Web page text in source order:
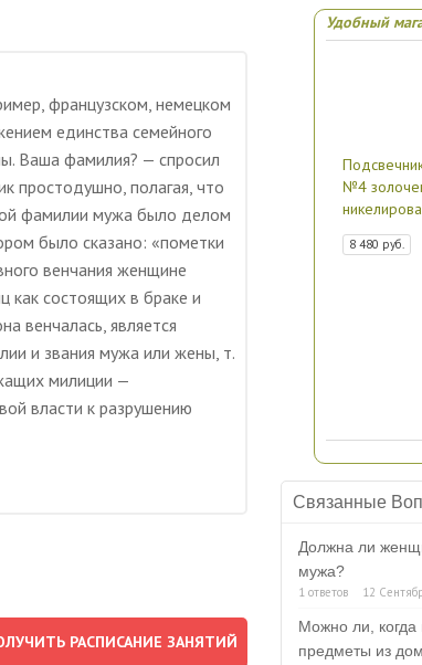
французском, немецком
единства семейного
Ваша фамилия? — спросил
простодушно, полагая, что
фамилии мужа было делом
было сказано: «пометки
венчания женщине
как состоящих в браке и
венчалась, является
и звания мужа или жены, т.
милиции —
власти к разрушению
Удобный
№4
8 480 руб.
Связанные
Должна ли
мужа?
1 ответов 12
Можно ли, когда
предметы из